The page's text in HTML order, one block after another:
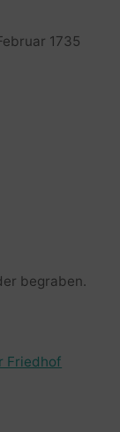
1735
begraben.
Friedhof